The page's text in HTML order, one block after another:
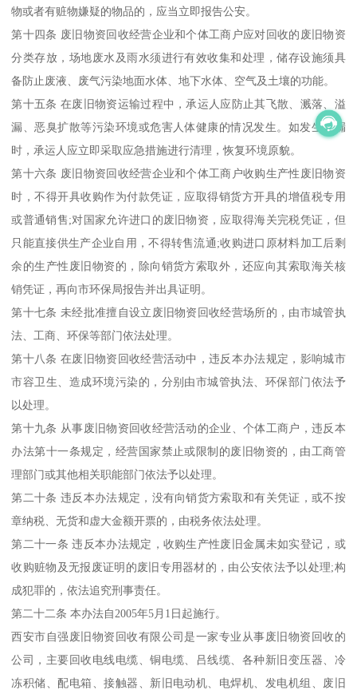
物或者有赃物嫌疑的物品的，应当立即报告公安。
第十四条 废旧物资回收经营企业和个体工商户应对回收的废旧物资
分类存放，场地废水及雨水须进行有效收集和处理，储存设施须具
备防止废液、废气污染地面水体、地下水体、空气及土壤的功能。
第十五条 在废旧物资运输过程中，承运人应防止其飞散、溅落、溢
漏、恶臭扩散等污染环境或危害人体健康的情况发生。如发生泄漏
时，承运人应立即采取应急措施进行清理，恢复环境原貌。
第十六条 废旧物资回收经营企业和个体工商户收购生产性废旧物资
时，不得开具收购作为付款凭证，应取得销货方开具的增值税专用
或普通销售;对国家允许进口的废旧物资，应取得海关完税凭证，但
只能直接供生产企业自用，不得转售流通;收购进口原材料加工后剩
余的生产性废旧物资的，除向销货方索取外，还应向其索取海关核
销凭证，再向市环保局报告并出具证明。
第十七条 未经批准擅自设立废旧物资回收经营场所的，由市城管执
法、工商、环保等部门依法处理。
第十八条 在废旧物资回收经营活动中，违反本办法规定，影响城市
市容卫生、造成环境污染的，分别由市城管执法、环保部门依法予
以处理。
第十九条 从事废旧物资回收经营活动的企业、个体工商户，违反本
办法第十一条规定，经营国家禁止或限制的废旧物资的，由工商管
理部门或其他相关职能部门依法予以处理。
第二十条 违反本办法规定，没有向销货方索取和有关凭证，或不按
章纳税、无货和虚大金额开票的，由税务依法处理。
第二十一条 违反本办法规定，收购生产性废旧金属未如实登记，或
收购赃物及无报废证明的废旧专用器材的，由公安依法予以处理;构
成犯罪的，依法追究刑事责任。
第二十二条 本办法自2005年5月1日起施行。
西安市自强废旧物资回收有限公司是一家专业从事废旧物资回收的
公司，主要回收电线电缆、铜电缆、吕线缆、各种新旧变压器、冷
冻积储、配电箱、接触器、新旧电动机、电焊机、发电机组、废旧